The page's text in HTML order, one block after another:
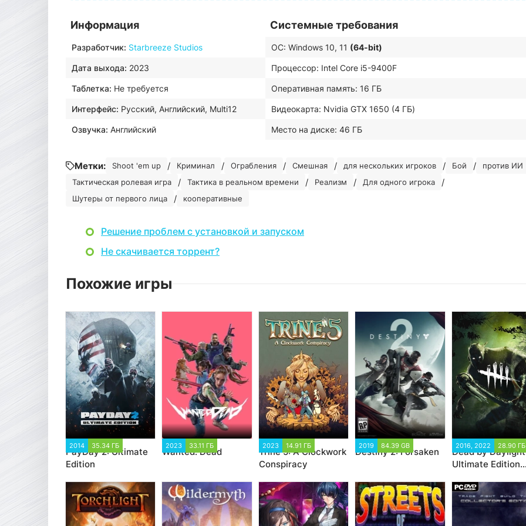
Информация
Разработчик: Starbreeze Studios
Дата выхода: 2023
Таблетка: Не требуется
Интерфейс: Русский, Английский, Multi12
Озвучка: Английский
Системные требования
ОС: Windows 10, 11 (64-bit)
Процессор: Intel Core i5-9400F
Оперативная память: 16 ГБ
Видеокарта: Nvidia GTX 1650 (4 ГБ)
Место на диске: 46 ГБ
Метки: Shoot 'em up / Криминал / Ограбления / Смешная / для нескольких игроков / Бой / против ИИ
Тактическая ролевая игра / Тактика в реальном времени / Реализм / Для одного игрока /
Шутеры от первого лица / кооперативные
Решение проблем с установкой и запуском
Не скачивается торрент?
Похожие игры
2014 35.34 ГБ
PayDay 2: Ultimate
Edition
2023 33.11 ГБ
Wanted: Dead
2023 14.91 ГБ
Trine 5: A Clockwork
Conspiracy
2019 84.39 GB
Destiny 2: Forsaken
2016, 2022 28.90 ГБ
Dead by
Ultimate Edition